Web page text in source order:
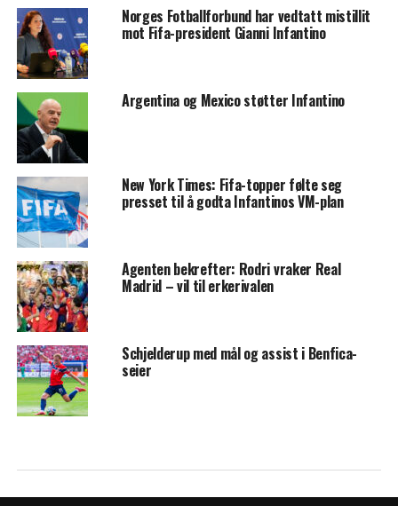
Norges Fotballforbund har vedtatt mistillit
mot Fifa-president Gianni Infantino
Argentina og Mexico støtter Infantino
New York Times: Fifa-topper følte seg
presset til å godta Infantinos VM-plan
Agenten bekrefter: Rodri vraker Real
Madrid – vil til erkerivalen
Schjelderup med mål og assist i Benfica-
seier